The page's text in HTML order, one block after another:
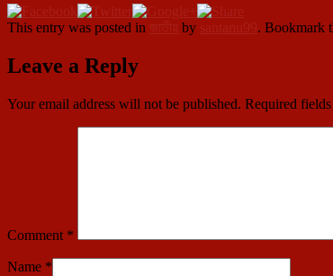
This entry was posted in জাতীয় by santanu99. Bookmark
Leave a Reply
Your email address will not be published. Required
Comment *
Name *